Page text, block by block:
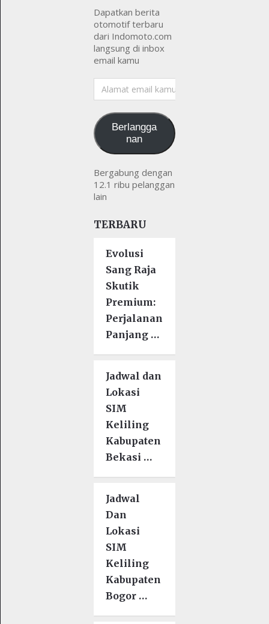
Dapatkan berita
otomotif terbaru
dari Indomoto.com
langsung di inbox
email kamu
Alamat
email
Berlangga
nan
Bergabung dengan
12.1 ribu pelanggan
lain
TERBARU
Evolusi
Sang Raja
Skutik
Premium:
Perjalanan
Panjang …
Jadwal dan
Lokasi
SIM
Keliling
Kabupaten
Bekasi …
Jadwal
Dan
Lokasi
SIM
Keliling
Kabupaten
Bogor …